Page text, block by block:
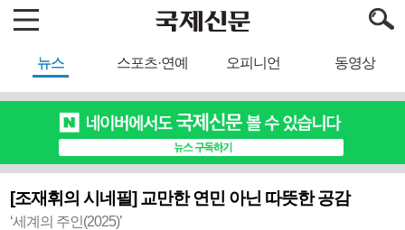
뉴스 스포츠·연예 오피니언 동영상
[조재휘의 시네필] 교만한 연민 아닌 따뜻한 공감
‘세계의 주인(2025)’